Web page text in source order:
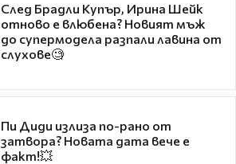
След Брадли Купър, Ирина Шейк
отново е влюбена? Новият мъж
до супермодела разпали лавина от
слухове🧐
Пи Диди излиза по-рано от
затвора? Новата дата вече е
факт!💥